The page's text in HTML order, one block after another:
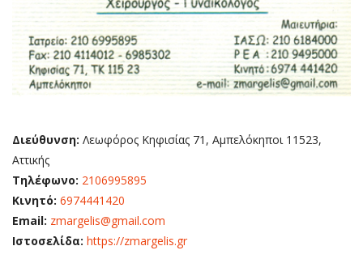
Διεύθυνση: Λεωφόρος Κηφισίας 71, Αμπελόκηποι 11523,
Αττικής
Τηλέφωνο: 2106995895
Κινητό: 6974441420
Email: zmargelis@gmail.com
Ιστοσελίδα: https://zmargelis.gr